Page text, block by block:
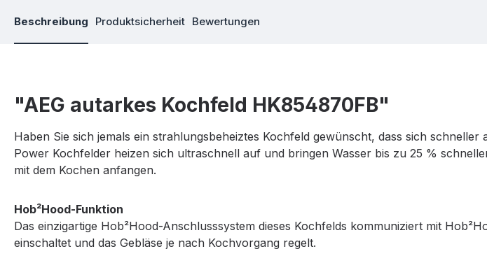
Beschreibung Produktsicherheit Bewertungen
"AEG autarkes Kochfeld HK854870FB"
Haben Sie sich jemals ein strahlungsbeheiztes Kochfeld gewünscht, dass sich
Power Kochfelder heizen sich ultraschnell auf und bringen Wasser bis zu 25 %
mit dem Kochen anfangen.
Hob²Hood-Funktion
Das einzigartige Hob²Hood-Anschlusssystem dieses Kochfelds kommuniziert mit
einschaltet und das Gebläse je nach Kochvorgang regelt.